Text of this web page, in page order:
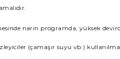
narin programda, yüksek
(çamaşır suyu vb.)